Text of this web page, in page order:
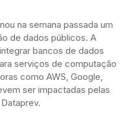
na semana passada um
de dados públicos. A
bancos de dados
serviços de computação
como AWS, Google,
ser impactadas pelas